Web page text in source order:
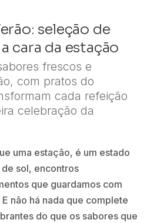
seleção de
cara da estação
frescos e
com pratos do
cada refeição
celebração da
uma estação, é um estado
sol, encontros
que guardamos com
não há nada que complete
do que os sabores que